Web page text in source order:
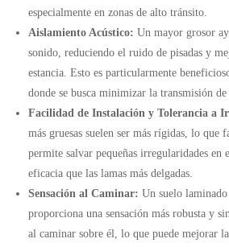
especialmente en zonas de alto tránsito.
Aislamiento Acústico: Un mayor grosor
sonido, reduciendo el ruido de pisadas y
estancia. Esto es particularmente
donde se busca minimizar la transmisión
Facilidad de Instalación y Tolerancia a
más gruesas suelen ser más rígidas, lo que
permite salvar pequeñas irregularidades en
eficacia que las lamas más delgadas.
Sensación al Caminar: Un suelo
proporciona una sensación más robusta y
al caminar sobre él, lo que puede mejorar